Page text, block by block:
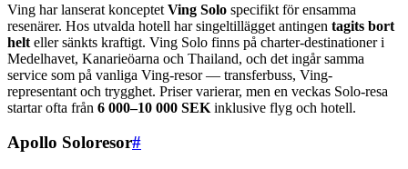
Ving har lanserat konceptet Ving Solo specifikt för ensamma
resenärer. Hos utvalda hotell har singeltillägget antingen tagits bort
helt eller sänkts kraftigt. Ving Solo finns på charter-destinationer i
Medelhavet, Kanarieöarna och Thailand, och det ingår samma
service som på vanliga Ving-resor — transferbuss, Ving-
representant och trygghet. Priser varierar, men en veckas Solo-resa
startar ofta från 6 000–10 000 SEK inklusive flyg och hotell.
Apollo Soloresor#